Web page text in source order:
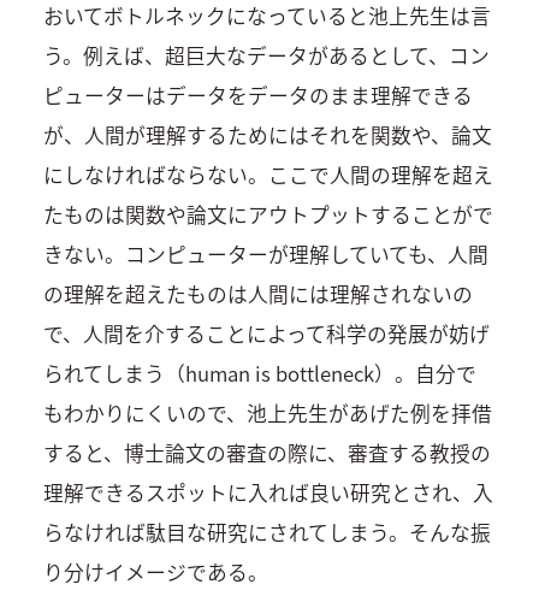
おいてボトルネックになっていると池上先生は言
う。例えば、超巨大なデータがあるとして、コン
ピューターはデータをデータのまま理解できる
が、人間が理解するためにはそれを関数や、論文
にしなければならない。ここで人間の理解を超え
たものは関数や論文にアウトプットすることがで
きない。コンピューターが理解していても、人間
の理解を超えたものは人間には理解されないの
で、人間を介することによって科学の発展が妨げ
られてしまう（human is bottleneck）。自分で
もわかりにくいので、池上先生があげた例を拝借
すると、博士論文の審査の際に、審査する教授の
理解できるスポットに入れば良い研究とされ、入
らなければ駄目な研究にされてしまう。そんな振
り分けイメージである。